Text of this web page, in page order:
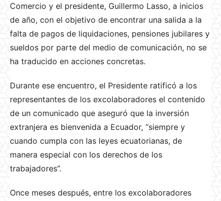
Comercio y el presidente, Guillermo Lasso, a inicios
de año, con el objetivo de encontrar una salida a la
falta de pagos de liquidaciones, pensiones jubilares y
sueldos por parte del medio de comunicación, no se
ha traducido en acciones concretas.
Durante ese encuentro, el Presidente ratificó a los
representantes de los excolaboradores el contenido
de un comunicado que aseguró que la inversión
extranjera es bienvenida a Ecuador, “siempre y
cuando cumpla con las leyes ecuatorianas, de
manera especial con los derechos de los
trabajadores”.
Once meses después, entre los excolaboradores